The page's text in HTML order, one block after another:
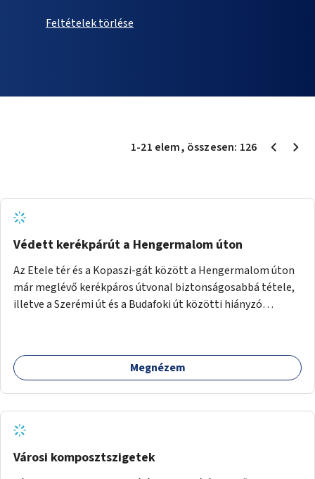
Feltételek törlése
1-21 elem, összesen: 126
Védett kerékpárút a Hengermalom úton
Az Etele tér és a Kopaszi-gát között a Hengermalom úton
már meglévő kerékpáros útvonal biztonságosabbá tétele,
illetve a Szerémi út és a Budafoki út közötti hiányzó
iskolákhoz, kulturális intézményekhez és a Kopaszi-gáthoz
biztosítana elérést.
Megnézem
Városi komposztszigetek